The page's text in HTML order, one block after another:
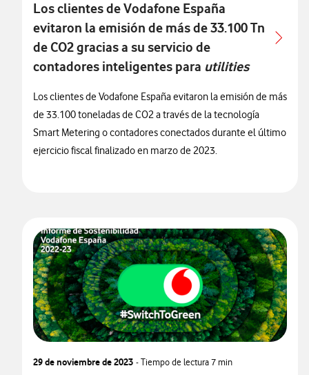
Los clientes de Vodafone España
evitaron la emisión de más de 33.100 Tn
de CO2 gracias a su servicio de
contadores inteligentes para utilities
Los clientes de Vodafone España evitaron la emisión de más
de 33.100 toneladas de CO2 a través de la tecnología
Smart Metering o contadores conectados durante el último
ejercicio fiscal finalizado en marzo de 2023.
29 de noviembre de 2023 - Tiempo de lectura7 min